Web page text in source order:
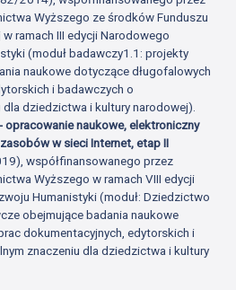
Wyższego ze środków Funduszu
ramach III edycji Narodowego
(moduł badawczy1.1: projekty
naukowe dotyczące długofalowych
i badawczych o
dziedzictwa i kultury narodowej).
naukowe, elektroniczny
w sieci Internet, etap II
współfinansowanego przez
Wyższego w ramach VIII edycji
Humanistyki (moduł: Dziedzictwo
obejmujące badania naukowe
dokumentacyjnych, edytorskich i
znaczeniu dla dziedzictwa i kultury